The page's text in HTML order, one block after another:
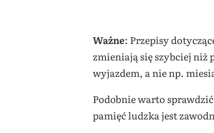
Ważne: Przepisy
zmieniają się szybciej niż
wyjazdem, a nie np.
Podobnie warto
pamięć ludzka jest